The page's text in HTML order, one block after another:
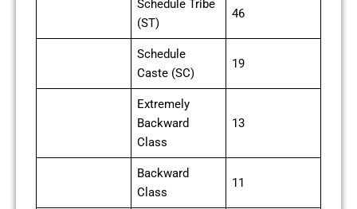
Schedule Tribe
(ST)
46
Schedule
Caste (SC)
19
Extremely
Backward
Class
13
Backward
Class
11